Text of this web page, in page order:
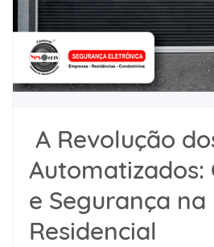
A Revolução
Automatizados:
e Segurança
Residencial